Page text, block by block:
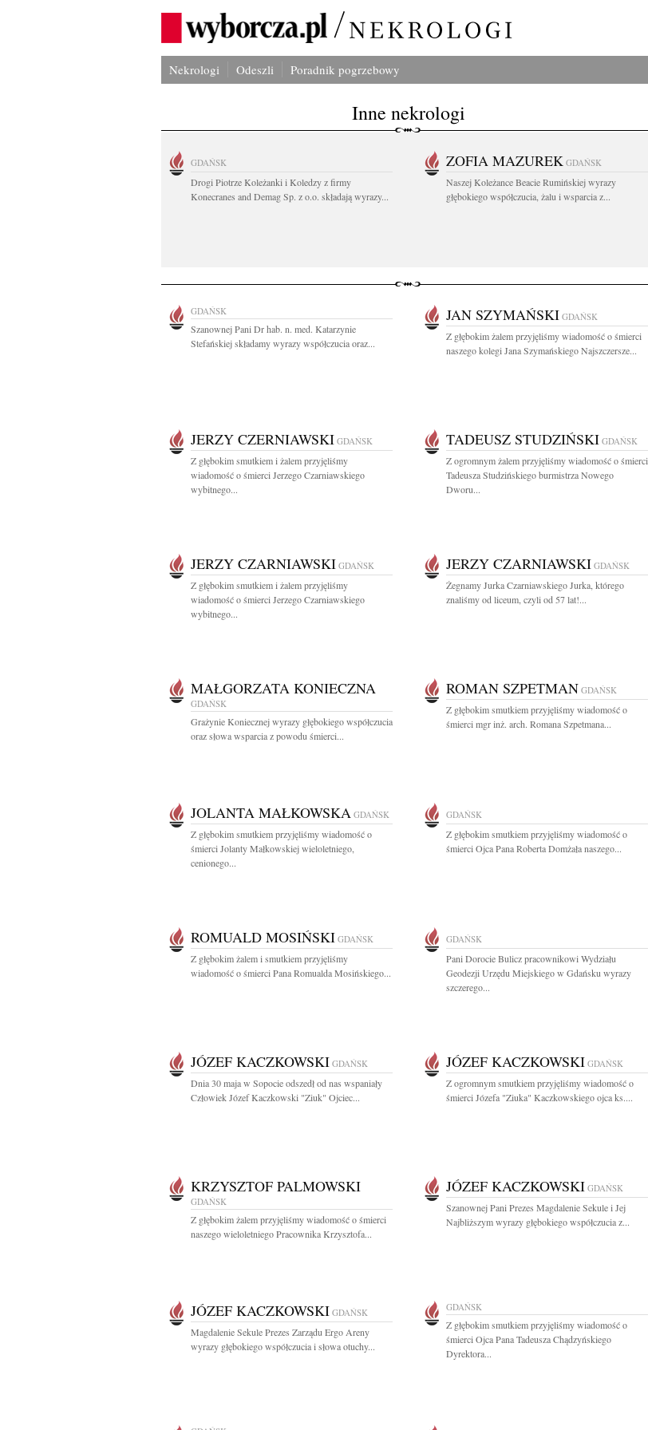
Nekrologi Odeszli Poradnik pogrzebowy
Inne nekrologi
GDAŃSK
Drogi Piotrze Koleżanki i Koledzy z firmy
Konecranes and Demag Sp. z o.o. składają wyrazy...
ZOFIA MAZUREK GDAŃSK
Naszej Koleżance Beacie Rumińskiej wyrazy
głębokiego współczucia, żalu i wsparcia z...
GDAŃSK
Szanownej Pani Dr hab. n. med. Katarzynie
Stefańskiej składamy wyrazy współczucia oraz...
JAN SZYMAŃSKI GDAŃSK
Z głębokim żalem przyjęliśmy wiadomość o śmierci
naszego kolegi Jana Szymańskiego Najszczersze...
JERZY CZERNIAWSKI GDAŃSK
Z głębokim smutkiem i żalem przyjęliśmy
wiadomość o śmierci Jerzego Czarniawskiego
wybitnego...
TADEUSZ STUDZIŃSKI GDAŃSK
Z ogromnym żalem przyjęliśmy wiadomość o śmierci
Tadeusza Studzińskiego burmistrza Nowego
Dworu...
JERZY CZARNIAWSKI GDAŃSK
Z głębokim smutkiem i żalem przyjęliśmy
wiadomość o śmierci Jerzego Czarniawskiego
wybitnego...
JERZY CZARNIAWSKI GDAŃSK
Żegnamy Jurka Czarniawskiego Jurka, którego
znaliśmy od liceum, czyli od 57 lat!...
MAŁGORZATA KONIECZNA
GDAŃSK
Grażynie Koniecznej wyrazy głębokiego współczucia
oraz słowa wsparcia z powodu śmierci...
ROMAN SZPETMAN GDAŃSK
Z głębokim smutkiem przyjęliśmy wiadomość o
śmierci mgr inż. arch. Romana Szpetmana...
JOLANTA MAŁKOWSKA GDAŃSK
Z głębokim smutkiem przyjęliśmy wiadomość o
śmierci Jolanty Małkowskiej wieloletniego,
cenionego...
GDAŃSK
Z głębokim smutkiem przyjęliśmy wiadomość o
śmierci Ojca Pana Roberta Domżała naszego...
ROMUALD MOSIŃSKI GDAŃSK
Z głębokim żalem i smutkiem przyjęliśmy
wiadomość o śmierci Pana Romualda Mosińskiego...
GDAŃSK
Pani Dorocie Bulicz pracownikowi Wydziału
Geodezji Urzędu Miejskiego w Gdańsku wyrazy
szczerego...
JÓZEF KACZKOWSKI GDAŃSK
Dnia 30 maja w Sopocie odszedł od nas wspaniały
Człowiek Józef Kaczkowski "Ziuk" Ojciec...
JÓZEF KACZKOWSKI GDAŃSK
Z ogromnym smutkiem przyjęliśmy wiadomość o
śmierci Józefa "Ziuka" Kaczkowskiego ojca ks....
KRZYSZTOF PALMOWSKI
GDAŃSK
Z głębokim żalem przyjęliśmy wiadomość o śmierci
naszego wieloletniego Pracownika Krzysztofa...
JÓZEF KACZKOWSKI GDAŃSK
Szanownej Pani Prezes Magdalenie Sekule i Jej
Najbliższym wyrazy głębokiego współczucia z...
JÓZEF KACZKOWSKI GDAŃSK
Magdalenie Sekule Prezes Zarządu Ergo Areny
wyrazy głębokiego współczucia i słowa otuchy...
GDAŃSK
Z głębokim smutkiem przyjęliśmy wiadomość o
śmierci Ojca Pana Tadeusza Chądzyńskiego
Dyrektora...